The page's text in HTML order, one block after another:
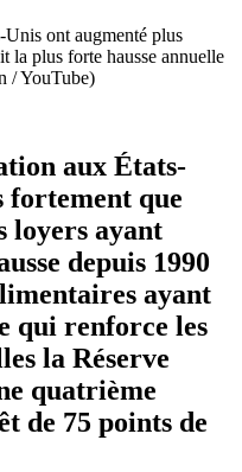
ont augmenté plus
la plus forte hausse annuelle
/ YouTube)
aux États-
fortement que
loyers ayant
depuis 1990
ayant
qui renforce les
la Réserve
quatrième
de 75 points de